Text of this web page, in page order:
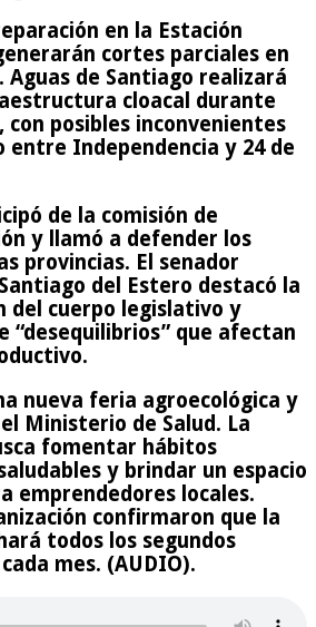
en la Estación
cortes parciales en
Aguas de Santiago realizará
cloacal durante
con posibles inconvenientes
entre Independencia y 24 de
de la comisión de
y llamó a defender los
provincias. El senador
del Estero destacó la
del cuerpo legislativo y
“desequilibrios” que afectan
nueva feria agroecológica y
Ministerio de Salud. La
fomentar hábitos
y brindar un espacio
emprendedores locales.
confirmaron que la
todos los segundos
mes. (AUDIO).